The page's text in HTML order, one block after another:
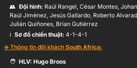
J.Quiñones
Hỗ trợ:Érik Lira
👥 Đội hình: Raúl Rangel, César Montes,
Raúl Jiménez, Jesús Gallardo, Roberto
Julián Quiñones, Brian Gutiérrez
ℹ️️ Sơ đồ chiến thuật: 4-1-4-1
✈️ Thông tin đội khách South Africa:
🧑 HLV: Hugo Broos